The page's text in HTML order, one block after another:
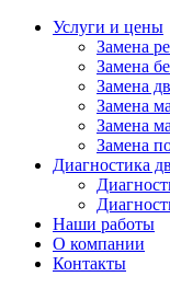
Услуги и цены
Замена
Замена
Замена
Замена
Замена
Замена
Диагностика
Наши работы
О компании
Контакты